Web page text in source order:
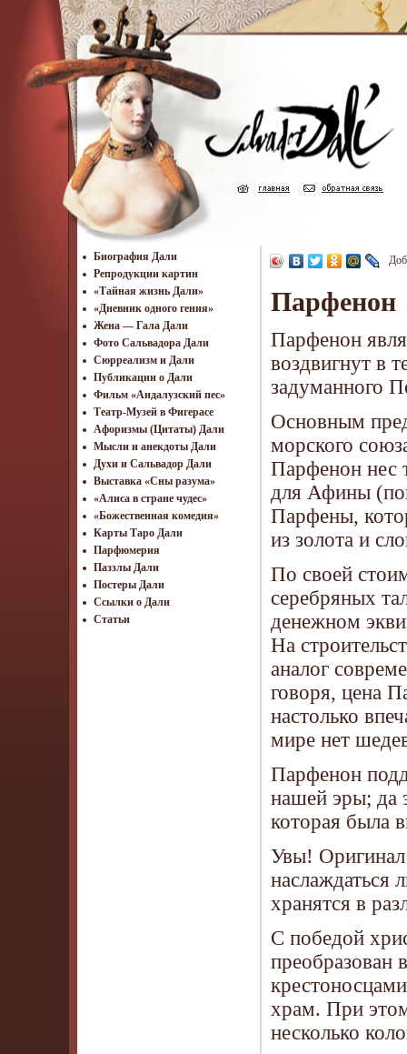
Биография Дали
Репродукции картин
«Тайная жизнь Дали»
«Дневник одного гения»
Жена — Гала Дали
Фото Сальвадора Дали
Cюрреализм и Дали
Публикации о Дали
Фильм «Андалузский пес»
Театр-Музей в Фигерасе
Афоризмы (Цитаты) Дали
Мысли и анекдоты Дали
Духи и Сальвадор Дали
Выставка «Сны разума»
«Алиса в стране чудес»
«Божественная комедия»
Карты Таро Дали
Парфюмерия
Паззлы Дали
Постеры Дали
Ссылки о Дали
Статьи
Парфенон
Парфенон
воздвигнут в
задуманного
Основным
морского
Парфенон нес
для Афины
Парфены,
из золота и
По своей
серебряных
денежном
На
аналог
говоря, цена
настолько
мире нет
Парфенон
нашей эры; да
которая была
Увы!
хранятся в
С победой
преобразован
храм. При
несколько